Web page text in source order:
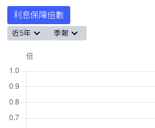
利息保障倍數
近5年 季報